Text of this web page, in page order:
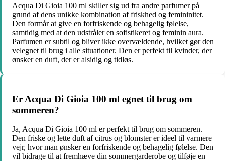
Acqua Di Gioia 100 ml skiller sig ud fra andre parfumer på
grund af dens unikke kombination af friskhed og femininitet.
Den formår at give en forfriskende og behagelig følelse,
samtidig med at den udstråler en sofistikeret og feminin aura.
Parfumen er subtil og bliver ikke overvældende, hvilket gør den
velegnet til brug i alle situationer. Den er perfekt til kvinder, der
ønsker en duft, der er alsidig og tidløs.
Er Acqua Di Gioia 100 ml egnet til brug om
sommeren?
Ja, Acqua Di Gioia 100 ml er perfekt til brug om sommeren.
Den friske og lette duft af citrus og blomster er ideel til varmere
vejr, hvor man ønsker en forfriskende og behagelig følelse. Den
vil bidrage til at fremhæve din sommergarderobe og tilføje en